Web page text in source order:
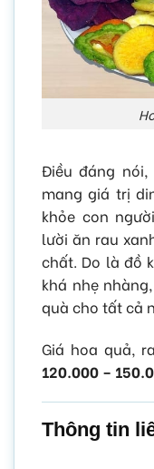
Điều đáng
mang giá trị
khỏe con
lười ăn rau
chất. Do là đồ
khá nhẹ
quà cho tất cả
Giá hoa quả,
120.000 –
Thông tin